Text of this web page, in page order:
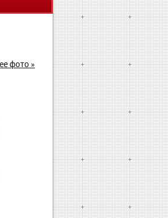
фото »